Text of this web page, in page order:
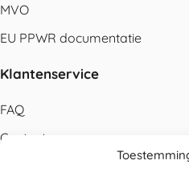
MVO
EU PPWR documentatie
Klantenservice
FAQ
Contact